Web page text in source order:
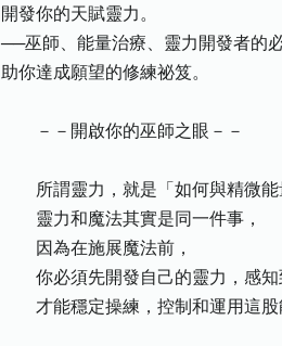
開發你的天賦靈力。
──巫師、能量治療、靈力開發者的
助你達成願望的修練祕笈。
－－開啟你的巫師之眼－－
所謂靈力，就是「如何與精微能
靈力和魔法其實是同一件事，
因為在施展魔法前，
你必須先開發自己的靈力，感知
才能穩定操練，控制和運用這股